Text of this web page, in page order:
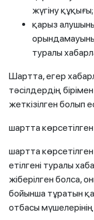
жүгіну құқығы;
қарыз
туралы
Шартта, егер
тәсілдердің
жеткізілген болып
шартта
шартта
етілгені туралы
жіберілген болса,
бойынша тұратын
отбасы мүшелерінің